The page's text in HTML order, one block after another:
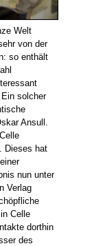
Welt
von der
so enthält
solcher
Ansull.
Dieses hat
nun unter
Verlag
Celle
dorthin
des